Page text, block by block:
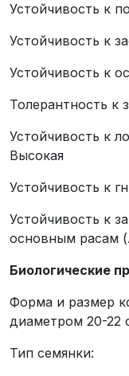
Устойчивость
Устойчивость к
Устойчивость
Толерантность
Устойчивость к
Высокая
Устойчивость к
Устойчивость
основным расам
Биологические
Форма и
диаметром 20-22
Тип семянки: